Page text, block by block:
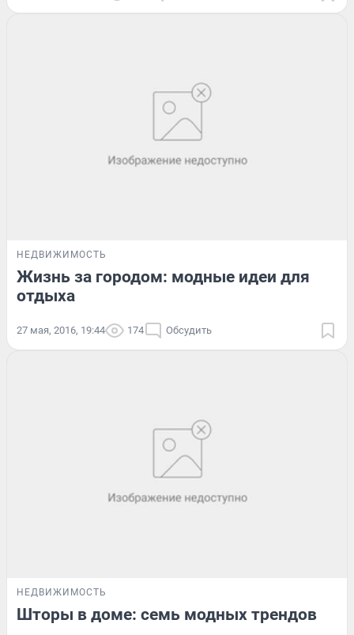
НЕДВИЖИМОСТЬ
Жизнь за городом: модные идеи для
отдыха
27 мая, 2016, 19:44 174 Обсудить
НЕДВИЖИМОСТЬ
Шторы в доме: семь модных трендов